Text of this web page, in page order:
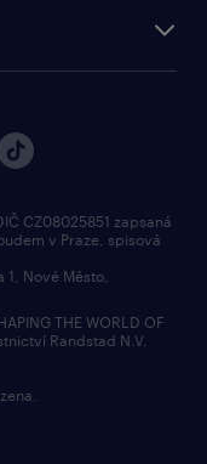
CZ08025851 zapsaná
v Praze, spisová
Nové Město,
THE WORLD OF
Randstad N.V.